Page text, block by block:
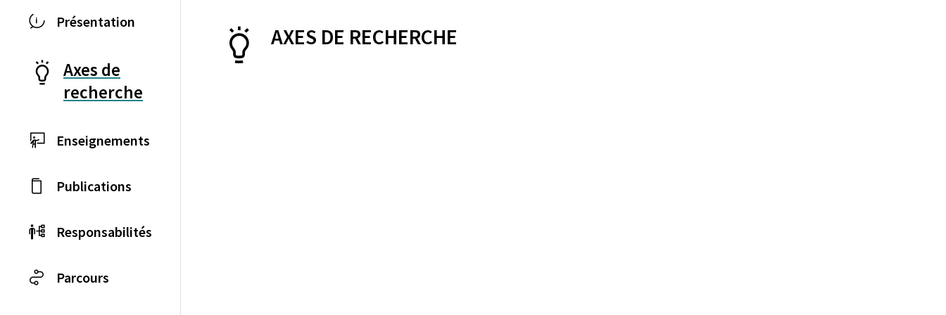
Présentation
Axes de
recherche
Enseignements
Publications
Responsabilités
Parcours
AXES DE RECHERCHE